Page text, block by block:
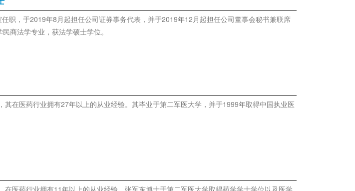
职，于2019年8月起担任公司证券事务代表，并于2019年12月起担任公司董事会秘书兼联席
商法学专业，获法学硕士学位。
其在医药行业拥有27年以上的从业经验。其毕业于第二军医大学，并于1999年取得中国执业医
在医药行业拥有11年以上的从业经验。张军东博士于第二军医大学取得药学学士学位以及医学